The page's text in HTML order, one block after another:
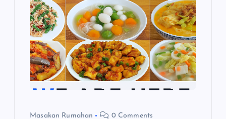
Masakan Rumahan 0 Comments